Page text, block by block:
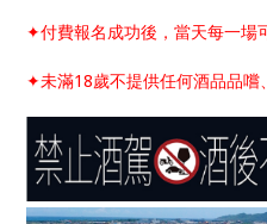
✦付費報名成功後，當天每一場
✦未滿18歲不提供任何酒品品嚐